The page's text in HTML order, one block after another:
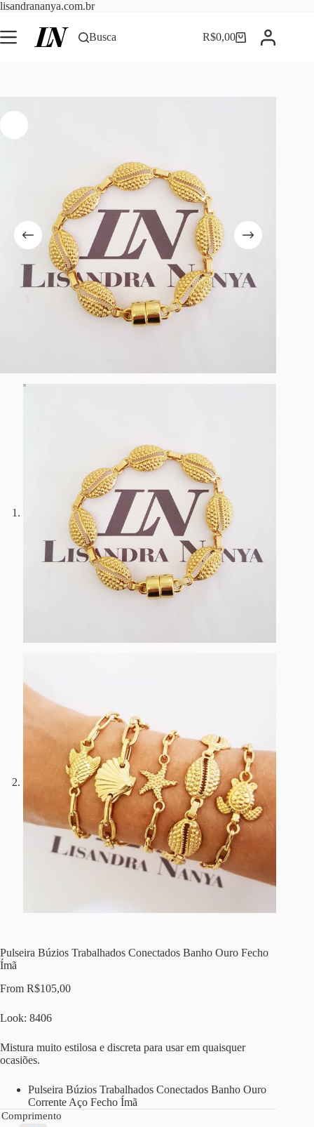
lisandrananya.com.brPular
o
conteúdo
Busca Carrinho
R$0,00
Pulseira Búzios Trabalhados Conectados Banho Ouro Fecho
Ímã
From R$105,00
Look: 8406
Mistura muito estilosa e discreta para usar em quaisquer
ocasiões.
Pulseira Búzios Trabalhados Conectados Banho Ouro
Corrente Aço Fecho Ímã
Comprimento